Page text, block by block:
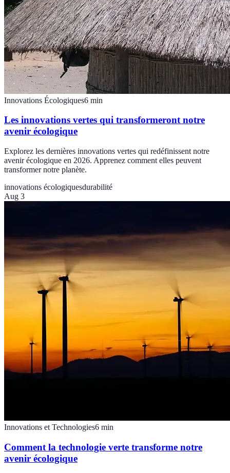
Innovations Écologiques6 min
Les innovations vertes qui transformeront notre
avenir écologique
Explorez les dernières innovations vertes qui redéfinissent notre
avenir écologique en 2026. Apprenez comment elles peuvent
transformer notre planète.
innovations écologiquesdurabilité
Aug 3
Innovations et Technologies6 min
Comment la technologie verte transforme notre
avenir écologique